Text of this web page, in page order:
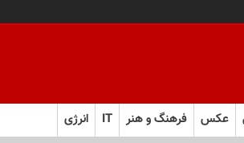
عکس فرهنگ و هنر IT انرژی